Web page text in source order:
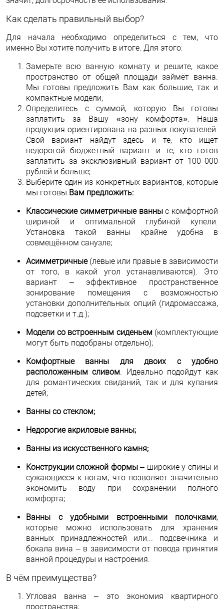
Как сделать правильный выбор?
Для начала необходимо определиться с тем, что
именно Вы хотите получить в итоге. Для этого:
Замерьте всю ванную комнату и решите, какое
пространство от общей площади займёт ванна.
Мы готовы предложить Вам как большие, так и
компактные модели;
Определитесь с суммой, которую Вы готовы
заплатить за Вашу «зону комфорта». Наша
продукция ориентирована на разных покупателей.
Свой вариант найдут здесь и те, кто ищет
недорогой бюджетный вариант и те, кто готов
заплатить за эксклюзивный вариант от 100 000
рублей и больше;
Выберите один из конкретных вариантов, которые
мы готовы Вам предложить:
Классические симметричные ванныс комфортной
шириной и оптимальной глубиной купели.
Установка такой ванны крайне удобна в
совмещённом санузле;
Асимметричные(левые или правые в зависимости
от того, в какой угол устанавливаются). Это
вариант – эффективное пространственное
зонирование помещения с возможностью
установки дополнительных опций (гидромассажа,
подсветки и т.д.);
Модели со встроенным сиденьем (комплектующие
могут быть подобраны отдельно);
Комфортные ванны для двоих с удобно
расположенным сливом. Идеально подойдут как
для романтических свиданий, так и для купания
детей;
Ванны со стеклом;
Недорогие акриловые ванны;
Ванны из искусственного камня;
Конструкции сложной формы– широкие у спины и
сужающиеся к ногам, что позволяет значительно
экономить воду при сохранении полного
комфорта;
Ванны с удобными встроенными полочками,
которые можно использовать для хранения
ванных принадлежностей или... подсвечника и
бокала вина – в зависимости от повода принятия
ванной процедуры и настроения.
В чём преимущества?
Угловая ванна – это экономия квартирного
пространства;